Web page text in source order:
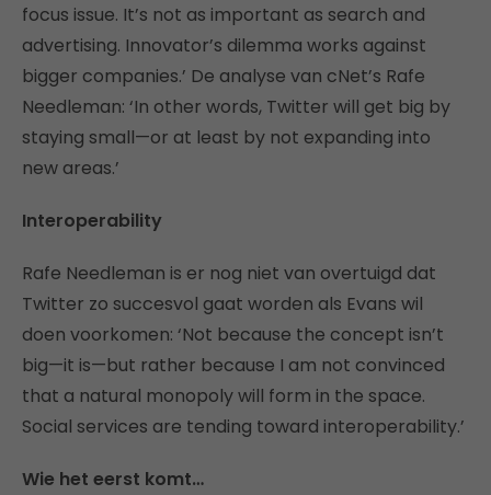
focus issue. It’s not as important as search and
advertising. Innovator’s dilemma works against
bigger companies.’ De analyse van cNet’s Rafe
Needleman: ‘In other words, Twitter will get big by
staying small—or at least by not expanding into
new areas.’
Interoperability
Rafe Needleman is er nog niet van overtuigd dat
Twitter zo succesvol gaat worden als Evans wil
doen voorkomen: ‘Not because the concept isn’t
big—it is—but rather because I am not convinced
that a natural monopoly will form in the space.
Social services are tending toward interoperability.’
Wie het eerst komt…